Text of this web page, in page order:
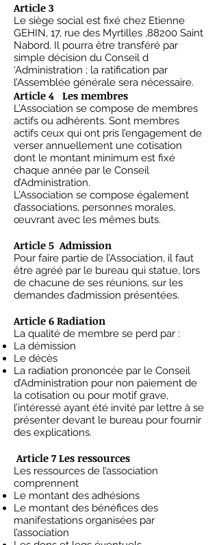
Article 3
Le siège social est fixé chez Etienne
GEHIN, 17, rue des Myrtilles ,88200 Saint
Nabord. Il pourra être transféré par
simple décision du Conseil d
‘Administration ; la ratification par
l’Assemblée générale sera nécessaire.
Article 4 Les membres
L’Association se compose de membres
actifs ou adhérents. Sont membres
actifs ceux qui ont pris l’engagement de
verser annuellement une cotisation
dont le montant minimum est fixé
chaque année par le Conseil
d’Administration.
L’Association se compose également
d’associations, personnes morales,
œuvrant avec les mêmes buts.
Article 5 Admission
Pour faire partie de l’Association, il faut
être agréé par le bureau qui statue, lors
de chacune de ses réunions, sur les
demandes d’admission présentées.
Article 6 Radiation
La qualité de membre se perd par :
La démission
Le décès
La radiation prononcée par le Conseil
d’Administration pour non paiement de
la cotisation ou pour motif grave,
l’intéressé ayant été invité par lettre à se
présenter devant le bureau pour fournir
des explications.
Article 7 Les ressources
Les ressources de l’association
comprennent
Le montant des adhésions
Le montant des bénéfices des
manifestations organisées par
l’association